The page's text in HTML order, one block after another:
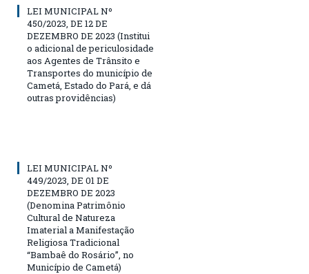
LEI MUNICIPAL Nº
450/2023, DE 12 DE
DEZEMBRO DE 2023 (Institui
o adicional de periculosidade
aos Agentes de Trânsito e
Transportes do município de
Cametá, Estado do Pará, e dá
outras providências)
LEI MUNICIPAL Nº
449/2023, DE 01 DE
DEZEMBRO DE 2023
(Denomina Patrimônio
Cultural de Natureza
Imaterial a Manifestação
Religiosa Tradicional
“Bambaê do Rosário”, no
Município de Cametá)